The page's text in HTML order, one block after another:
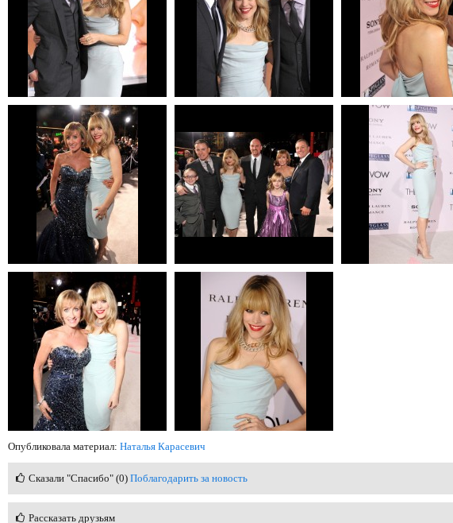
Опубликовала материал: Наталья Карасевич
Сказали "Спасибо" (0) Поблагодарить за новость
Рассказать друзьям